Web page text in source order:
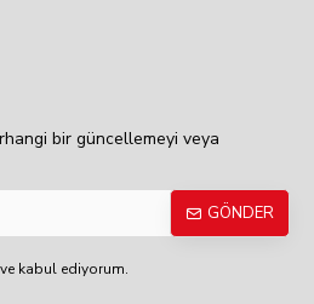
bir güncellemeyi veya
GÖNDER
kabul ediyorum.